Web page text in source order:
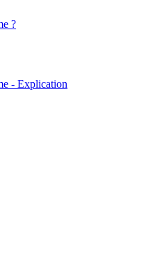
?
- Explication